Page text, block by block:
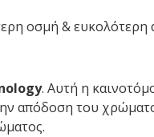
οσμή & ευκολότερη
. Αυτή η
απόδοση του